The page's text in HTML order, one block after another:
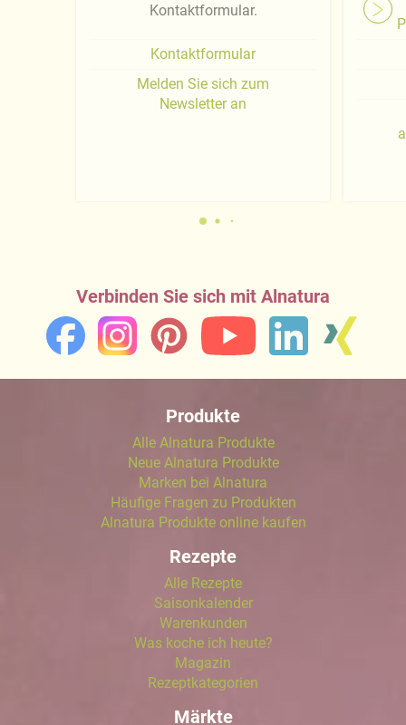
Kontaktformular.
Kontaktformular
Melden Sie sich zum
Newsletter an
Verbinden Sie sich mit Alnatura
Produkte
Alle Alnatura Produkte
Neue Alnatura Produkte
Marken bei Alnatura
Häufige Fragen zu Produkten
Alnatura Produkte online kaufen
Rezepte
Alle Rezepte
Saisonkalender
Warenkunden
Was koche ich heute?
Magazin
Rezeptkategorien
Märkte